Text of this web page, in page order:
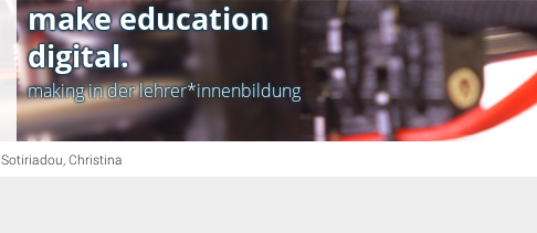
make education
digital.
making in der lehrer*innenbildung
Sotiriadou, Christina